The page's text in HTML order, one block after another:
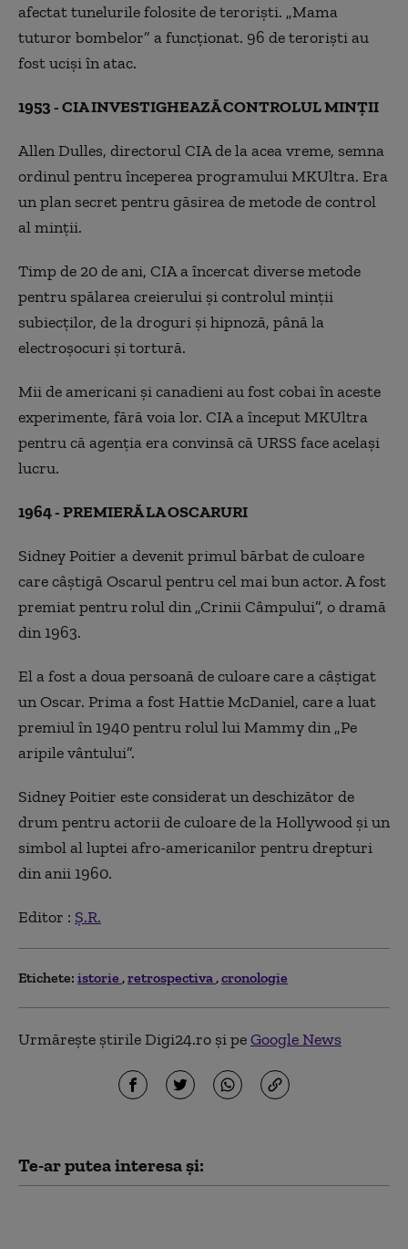
afectat tunelurile folosite de teroriști. „Mama
tuturor bombelor” a funcționat. 96 de teroriști au
fost uciși în atac.
1953 - CIA INVESTIGHEAZĂ CONTROLUL MINȚII
Allen Dulles, directorul CIA de la acea vreme, semna
ordinul pentru începerea programului MKUltra. Era
un plan secret pentru găsirea de metode de control
al minții.
Timp de 20 de ani, CIA a încercat diverse metode
pentru spălarea creierului și controlul minții
subiecților, de la droguri și hipnoză, până la
electroșocuri și tortură.
Mii de americani și canadieni au fost cobai în aceste
experimente, fără voia lor. CIA a început MKUltra
pentru că agenția era convinsă că URSS face același
lucru.
1964 - PREMIERĂ LA OSCARURI
Sidney Poitier a devenit primul bărbat de culoare
care câștigă Oscarul pentru cel mai bun actor. A fost
premiat pentru rolul din „Crinii Câmpului”, o dramă
din 1963.
El a fost a doua persoană de culoare care a câștigat
un Oscar. Prima a fost Hattie McDaniel, care a luat
premiul în 1940 pentru rolul lui Mammy din „Pe
aripile vântului”.
Sidney Poitier este considerat un deschizător de
drum pentru actorii de culoare de la Hollywood și un
simbol al luptei afro-americanilor pentru drepturi
din anii 1960.
Editor : Ș.R.
Etichete: istorie retrospectiva cronologie
Urmărește știrile Digi24.ro și peGoogle News
Te-ar putea interesa și: